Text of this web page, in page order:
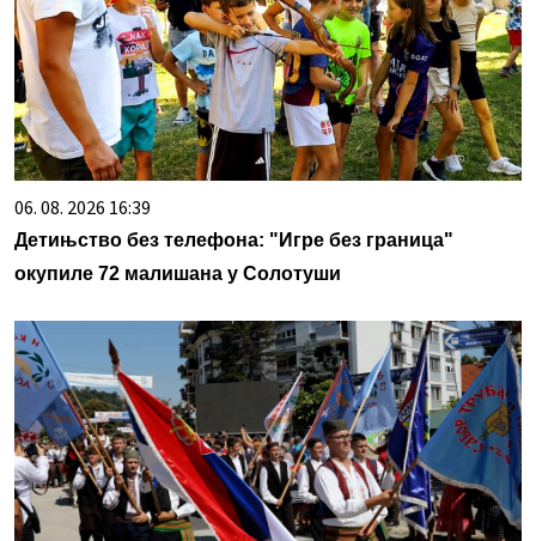
06. 08. 2026 16:39
Детињство без телефона: "Игре без граница"
окупиле 72 малишана у Солотуши